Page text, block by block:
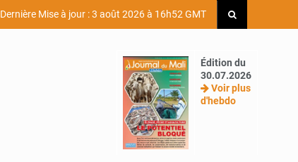
Dernière Mise à jour : 3 août 2026 à 16h52 GMT
Édition du
30.07.2026
Voir plus
d'hebdo